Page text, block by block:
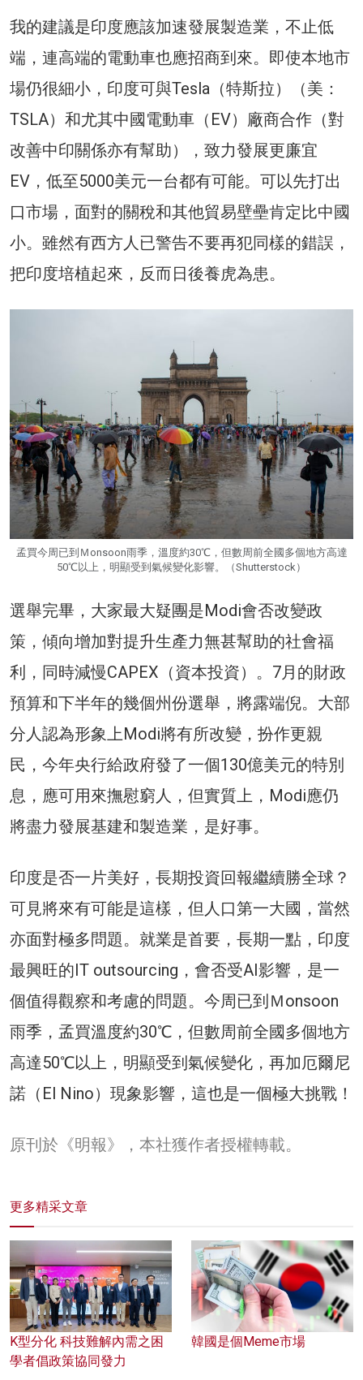
我的建議是印度應該加速發展製造業，不止低
端，連高端的電動車也應招商到來。即使本地市
場仍很細小，印度可與Tesla（特斯拉）（美：
TSLA）和尤其中國電動車（EV）廠商合作（對
改善中印關係亦有幫助），致力發展更廉宜
EV，低至5000美元一台都有可能。可以先打出
口市場，面對的關稅和其他貿易壁壘肯定比中國
小。雖然有西方人已警告不要再犯同樣的錯誤，
把印度培植起來，反而日後養虎為患。
孟買今周已到Ｍonsoon雨季，溫度約30℃，但數周前全國多個地方高達
50℃以上，明顯受到氣候變化影響。（Shutterstock）
選舉完畢，大家最大疑團是Modi會否改變政
策，傾向增加對提升生產力無甚幫助的社會福
利，同時減慢CAPEX（資本投資）。7月的財政
預算和下半年的幾個州份選舉，將露端倪。大部
分人認為形象上Modi將有所改變，扮作更親
民，今年央行給政府發了一個130億美元的特別
息，應可用來撫慰窮人，但實質上，Modi應仍
將盡力發展基建和製造業，是好事。
印度是否一片美好，長期投資回報繼續勝全球？
可見將來有可能是這樣，但人口第一大國，當然
亦面對極多問題。就業是首要，長期一點，印度
最興旺的IT outsourcing，會否受AI影響，是一
個值得觀察和考慮的問題。今周已到Ｍonsoon
雨季，孟買溫度約30℃，但數周前全國多個地方
高達50℃以上，明顯受到氣候變化，再加厄爾尼
諾（El Nino）現象影響，這也是一個極大挑戰！
原刊於《明報》，本社獲作者授權轉載。
更多精采文章
K型分化 科技難解內需之困
學者倡政策協同發力
韓國是個Meme市場